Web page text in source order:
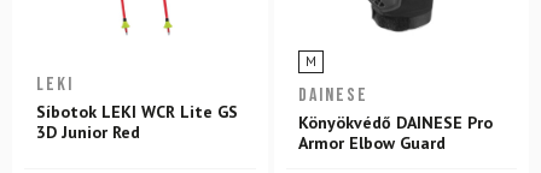
LEKI
Síbotok LEKI WCR Lite GS
3D Junior Red
M
DAINESE
Könyökvédő DAINESE Pro
Armor Elbow Guard